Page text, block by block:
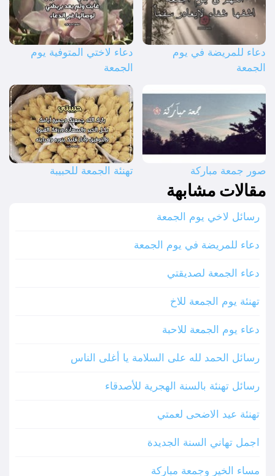
دعاء للمريضة في يوم
الجمعة
دعاء لاختي المتوفية يوم
الجمعة
صور جمعة مباركة تهنئة الجمعة للحبيبة
مقالات مشابهة
رسائل لاخي يوم الجمعة
دعاء للمريضة في يوم الجمعة
دعاء الجمعة لصديقتي
تهنئة يوم الجمعة للاخ
دعاء يوم الجمعة للاحبة
رسائل الحمد لله على السلامة يا أغلى الناس
رسائل تهنئة بالسنة الهجرية للأصدقاء
تهنئة عيد الاضحى لعمتي
اجمل تهاني السنة الجديدة
مساء الخير وجمعة مباركة